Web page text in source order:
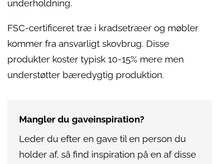
underholdning.
FSC-certificeret træ i kradsetræer og møbler
kommer fra ansvarligt skovbrug. Disse
produkter koster typisk 10-15% mere men
understøtter bæredygtig produktion.
Mangler du gaveinspiration?
Leder du efter en gave til en person du
holder af, så find inspiration på en af disse